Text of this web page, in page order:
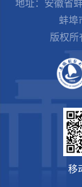
地址：安徽省
蚌埠
版权所
移